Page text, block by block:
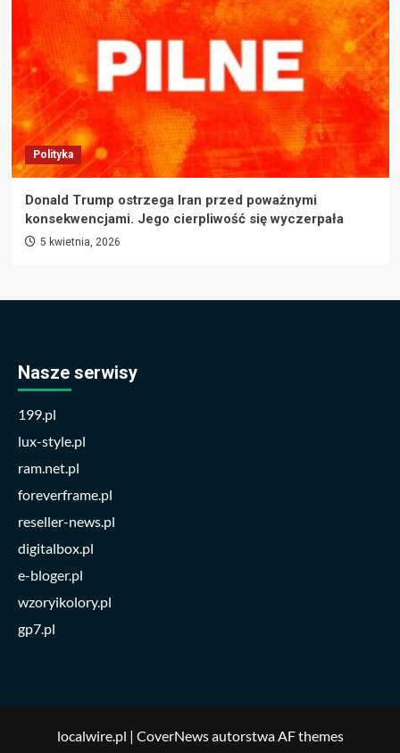
Polityka
Donald Trump ostrzega Iran przed poważnymi
konsekwencjami. Jego cierpliwość się wyczerpała
5 kwietnia, 2026
Nasze serwisy
199.pl
lux-style.pl
ram.net.pl
foreverframe.pl
reseller-news.pl
digitalbox.pl
e-bloger.pl
wzoryikolory.pl
gp7.pl
localwire.pl | CoverNewsautorstwa AF themes